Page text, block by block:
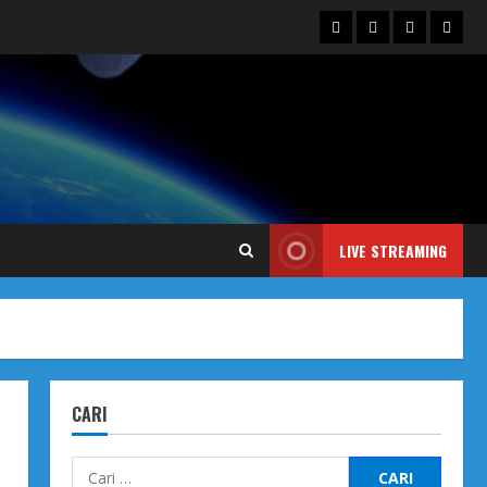
Blog Contact
Us
Siaran
Iklan
LIVE STREAMING
CARI
Cari